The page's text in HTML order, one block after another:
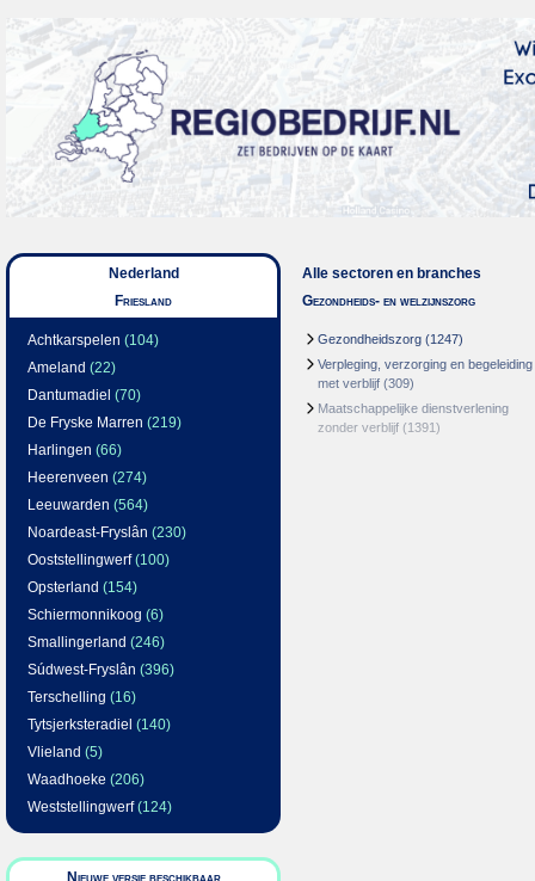
Nederland
Friesland
Achtkarspelen (104)
Ameland (22)
Dantumadiel (70)
De Fryske Marren (219)
Harlingen (66)
Heerenveen (274)
Leeuwarden (564)
Noardeast-Fryslân (230)
Ooststellingwerf(100)
Opsterland (154)
Schiermonnikoog (6)
Smallingerland (246)
Súdwest-Fryslân (396)
Terschelling (16)
Tytsjerksteradiel (140)
Vlieland (5)
Waadhoeke (206)
Weststellingwerf(124)
Nieuwe versie beschikbaar
Alle sectoren en branches
Gezondheids- en welzijnszorg
Gezondheidszorg (1247)
Verpleging, verzorging en begeleiding
met verblijf (309)
Maatschappelijke dienstverlening
zonder verblijf (1391)